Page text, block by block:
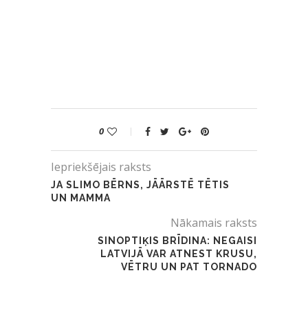
0
Iepriekšējais raksts
JA SLIMO BĒRNS, JĀĀRSTĒ TĒTIS
UN MAMMA
Nākamais raksts
SINOPTIĶIS BRĪDINA: NEGAISI
LATVIJĀ VAR ATNEST KRUSU,
VĒTRU UN PAT TORNADO